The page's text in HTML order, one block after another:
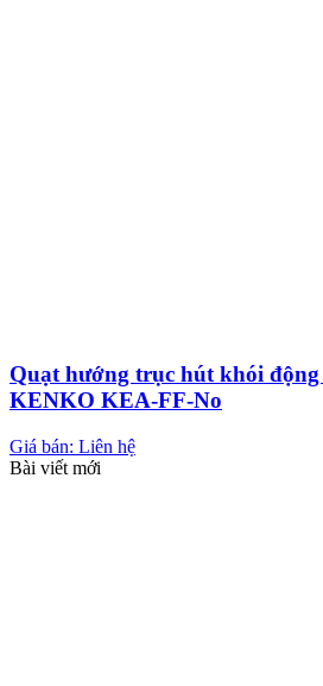
Quạt hướng trục hút khói
KENKO KEA-FF-No
Giá bán: Liên hệ
Bài viết mới